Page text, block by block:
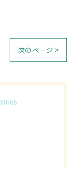
次のページ >